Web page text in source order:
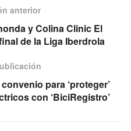
anterior
y Colina Clinic El
de la Liga Iberdrola
para ‘proteger’
con ‘BiciRegistro’